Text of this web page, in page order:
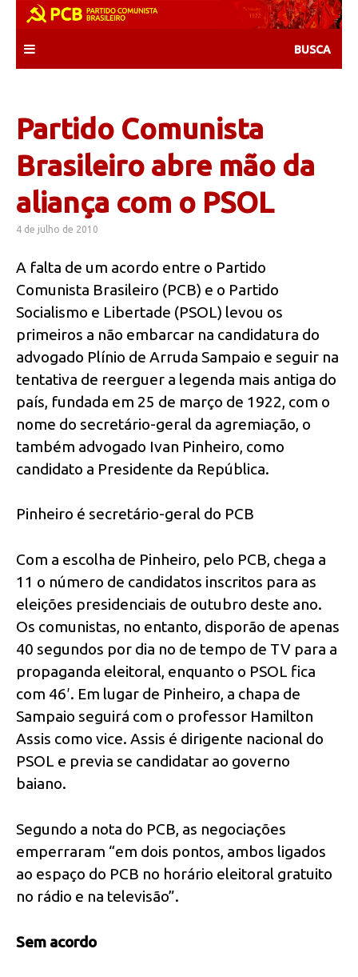
content
Partido Comunista
Brasileiro abre mão da
aliança com o PSOL
4 de julho de 2010
A falta de um acordo entre o Partido
Comunista Brasileiro (PCB) e o Partido
Socialismo e Libertade (PSOL) levou os
primeiros a não embarcar na candidatura do
advogado Plínio de Arruda Sampaio e seguir na
tentativa de reerguer a legenda mais antiga do
país, fundada em 25 de março de 1922, com o
nome do secretário-geral da agremiação, o
também advogado Ivan Pinheiro, como
candidato a Presidente da República.
Pinheiro é secretário-geral do PCB
Com a escolha de Pinheiro, pelo PCB, chega a
11 o número de candidatos inscritos para as
eleições presidenciais de outubro deste ano.
Os comunistas, no entanto, disporão de apenas
40 segundos por dia no de tempo de TV para a
propaganda eleitoral, enquanto o PSOL fica
com 46′. Em lugar de Pinheiro, a chapa de
Sampaio seguirá com o professor Hamilton
Assis como vice. Assis é dirigente nacional do
PSOL e previa se candidatar ao governo
baiano.
Segundo a nota do PCB, as negociações
emperraram “em dois pontos, ambos ligados
ao espaço do PCB no horário eleitoral gratuito
no rádio e na televisão”.
Sem acordo